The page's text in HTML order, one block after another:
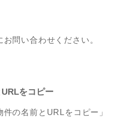
問い合わせください。
をコピー
の名前とURLをコピー」